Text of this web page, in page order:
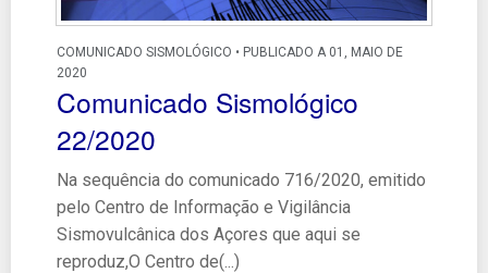
COMUNICADO SISMOLÓGICO • PUBLICADO A 01, MAIO DE
2020
Comunicado Sismológico
22/2020
Na sequência do comunicado 716/2020, emitido
pelo Centro de Informação e Vigilância
Sismovulcânica dos Açores que aqui se
reproduz,O Centro de(...)